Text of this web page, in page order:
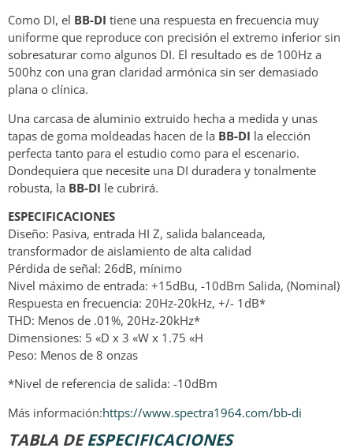
Como DI, el BB-DI tiene una respuesta en frecuencia muy
uniforme que reproduce con precisión el extremo inferior sin
sobresaturar como algunos DI. El resultado es de 100Hz a
500hz con una gran claridad armónica sin ser demasiado
plana o clínica.
Una carcasa de aluminio extruido hecha a medida y unas
tapas de goma moldeadas hacen de la BB-DI la elección
perfecta tanto para el estudio como para el escenario.
Dondequiera que necesite una DI duradera y tonalmente
robusta, la BB-DI le cubrirá.
ESPECIFICACIONES
Diseño: Pasiva, entrada HI Z, salida balanceada,
transformador de aislamiento de alta calidad
Pérdida de señal: 26dB, mínimo
Nivel máximo de entrada: +15dBu, -10dBm Salida, (Nominal)
Respuesta en frecuencia: 20Hz-20kHz, +/- 1dB*
THD: Menos de .01%, 20Hz-20kHz*
Dimensiones: 5 «D x 3 «W x 1.75 «H
Peso: Menos de 8 onzas
*Nivel de referencia de salida: -10dBm
Más información:https://www.spectra1964.com/bb-di
TABLA DEESPECIFICACIONES